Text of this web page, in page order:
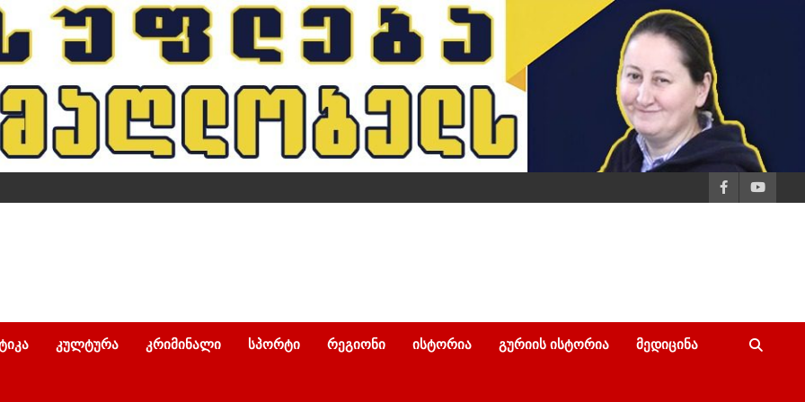
ᲙᲣᲚᲢᲣᲠᲐ ᲙᲠᲘᲛᲘᲜᲐᲚᲘ ᲡᲞᲝᲠᲢᲘ ᲠᲔᲒᲘᲝᲜᲘ ᲘᲡᲢᲝᲠᲘᲐ ᲒᲣᲠᲘᲘᲡ ᲘᲡᲢᲝᲠᲘᲐ ᲛᲔᲓᲘᲪᲘᲜᲐ